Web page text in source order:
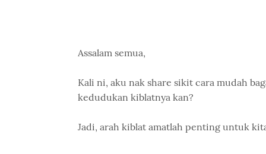
Assalam semua,
Kali ni, aku nak share sikit cara mudah
kedudukan kiblatnya kan?
Jadi, arah kiblat amatlah penting untuk